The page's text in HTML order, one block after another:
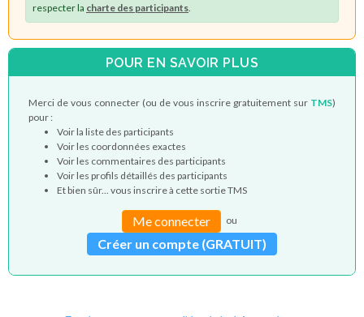
respecter la charte des participants
POUR EN SAVOIR PLUS
Merci de vous connecter (ou de vous inscrire gratuitement sur TMS)
pour :
Voir la liste des participants
Voir les coordonnées exactes
Voir les commentaires des participants
Voir les profils détaillés des participants
Et bien sûr... vous inscrire à cette sortie TMS
Me connecter ou
Créer un compte (GRATUIT)